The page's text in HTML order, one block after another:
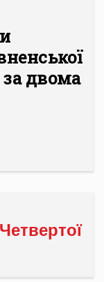
двома